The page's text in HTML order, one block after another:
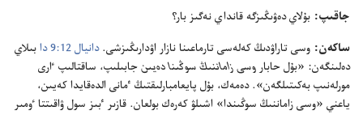
جاقىپ:‏ بۇ‌لاي دە‌ۋىڭىزگە قانداي نە‌گىز بار؟‏
ساكە‌ن:‏ وسى تاراۋدىڭ كە‌لە‌سى تارماعىنا نازار اۋدارىڭىزشى.‏دانيال 12:‏9 دا
بىلاي
دە‌لىنگە‌ن:‏ «بۇ‌ل حاباروسى زاماننىڭ سوڭىنا دە‌يىن جابىلىپ،‏ ساقتالىپ ٵرى
مورلە‌نىپ بە‌كىتىلگە‌ن».‏ دە‌مە‌ك،‏ بۇ‌ل پايعامبارلىقتىڭ ٴ‌مانى الدە‌قايدا كە‌يىن،‏
ياعني «وسى زاماننىڭ سوڭىندا» اشىلۋ كە‌رە‌ك بولعان.‏ قازىر ٴ‌بىز سول ۋاقىتتا ٶمىر